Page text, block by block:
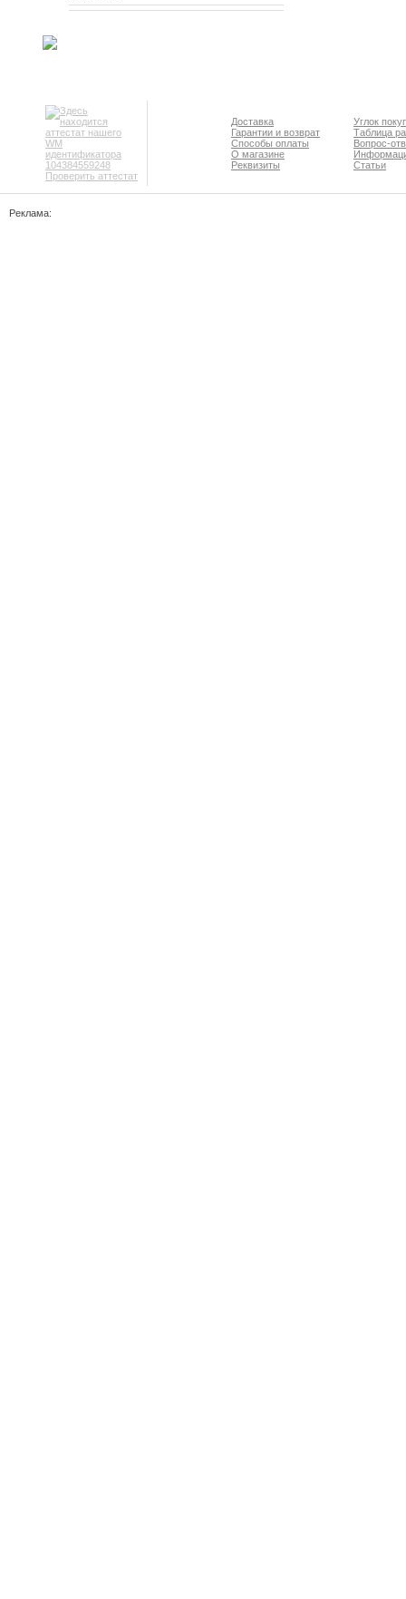
Проверить аттестат
Доставка
Гарантии и возврат
Способы оплаты
О магазине
Реквизиты
Углок
Таблица
Вопрос-
Статьи
Реклама: